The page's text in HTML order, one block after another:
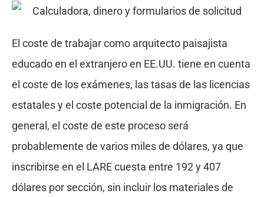
El coste de trabajar como arquitecto paisajista
educado en el extranjero en EE.UU. tiene en cuenta
el coste de los exámenes, las tasas de las licencias
estatales y el coste potencial de la inmigración. En
general, el coste de este proceso será
probablemente de varios miles de dólares, ya que
inscribirse en el LARE cuesta entre 192 y 407
dólares por sección, sin incluir los materiales de